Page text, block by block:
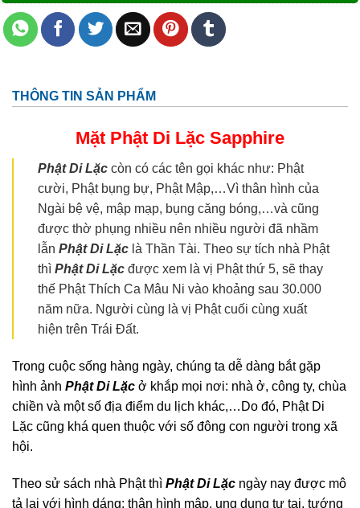
THÔNG TIN SẢN PHẨM
Mặt Phật Di Lặc Sapphire
Phật Di Lặc còn có các tên gọi khác như: Phật
cười, Phật bụng bự, Phật Mập,…Vì thân hình của
Ngài bệ vệ, mập mạp, bụng căng bóng,…và cũng
được thờ phụng nhiều nên nhiều người đã nhầm
lẫn Phật Di Lặc là Thần Tài. Theo sự tích nhà Phật
thì Phật Di Lặc được xem là vị Phật thứ 5, sẽ thay
thế Phật Thích Ca Mâu Ni vào khoảng sau 30.000
năm nữa. Người cùng là vị Phật cuối cùng xuất
hiện trên Trái Đất.
Trong cuộc sống hàng ngày, chúng ta dễ dàng bắt gặp
hình ảnh Phật Di Lặc ở khắp mọi nơi: nhà ở, công ty, chùa
chiền và một số địa điểm du lịch khác,…Do đó, Phật Di
Lặc cũng khá quen thuộc với số đông con người trong xã
hội.
Theo sử sách nhà Phật thì Phật Di Lặc ngày nay được mô
tả lại với hình dáng: thân hình mập, ung dung tự tại, tướng